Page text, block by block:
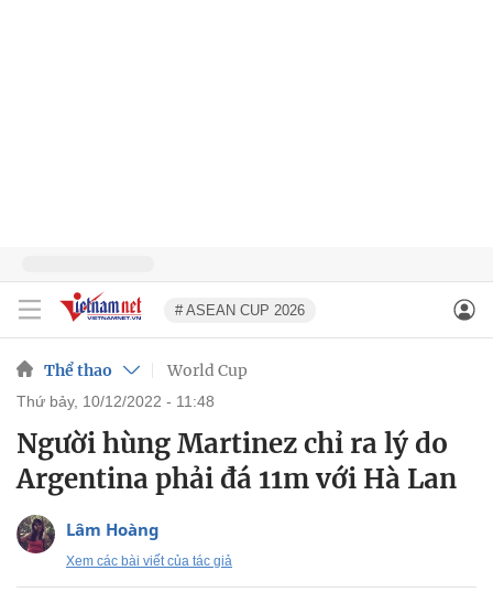
# ASEAN CUP 2026
Thể thao World Cup
thứ bảy, 10/12/2022 - 11:48
Người hùng Martinez chỉ ra lý do
Argentina phải đá 11m với Hà Lan
Lâm Hoàng
Xem các bài viết của tác giả